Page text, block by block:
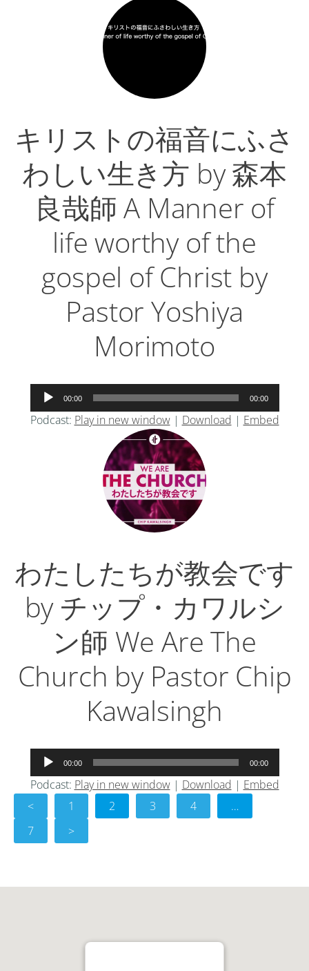
キリストの福音にふさ
わしい生き方 by 森本
良哉師 A Manner of
life worthy of the
gospel of Christ by
Pastor Yoshiya
Morimoto
声
プ
00:00 00:00
Podcast: Play in new window| Download | Embed
わたしたちが教会です
by チップ・カワルシ
ン師 We Are The
Church by Pastor Chip
Kawalsingh
声
プ
レ
ヤ
00:00 00:00
Podcast: Play in new window| Download | Embed
<
1 2 3 4
…
7
>